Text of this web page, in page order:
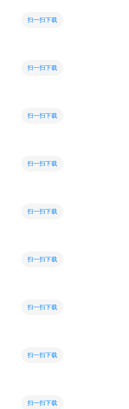
扫一扫下载
扫一扫下载
扫一扫下载
扫一扫下载
扫一扫下载
扫一扫下载
扫一扫下载
扫一扫下载
扫一扫下载